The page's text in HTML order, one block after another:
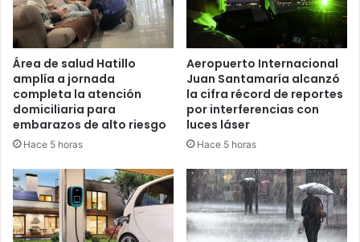
Área de salud Hatillo
amplía a jornada
completa la atención
domiciliaria para
embarazos de alto riesgo
Hace 5 horas
Aeropuerto Internacional
Juan Santamaría alcanzó
la cifra récord de reportes
por interferencias con
luces láser
Hace 5 horas